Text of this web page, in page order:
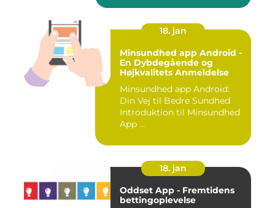
18. jan
Minsundhed app Android -
En Dybdegående og
Højkvalitets Anmeldelse
Minsundhed app Android:
Din Vej til Bedre Sundhed
Introduktion til Minsundhed
App ...
18. jan
Oddset App - Fremtidens
bettingoplevelse